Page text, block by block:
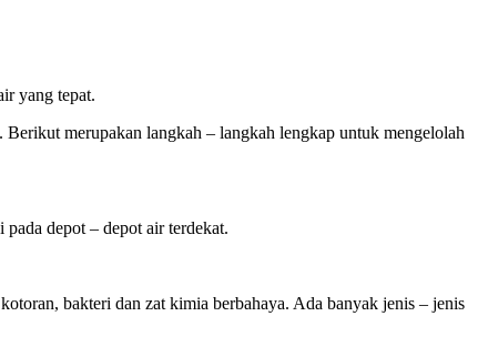
yang tepat.
merupakan langkah – langkah lengkap untuk mengelolah
depot – depot air terdekat.
bakteri dan zat kimia berbahaya. Ada banyak jenis – jenis